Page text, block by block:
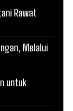
Rawat
Melalui
untuk